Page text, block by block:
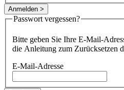
Passwort vergessen?
Bitte geben Sie Ihre E-Mail-
die Anleitung zum Zurücksetzen
E-Mail-Adresse